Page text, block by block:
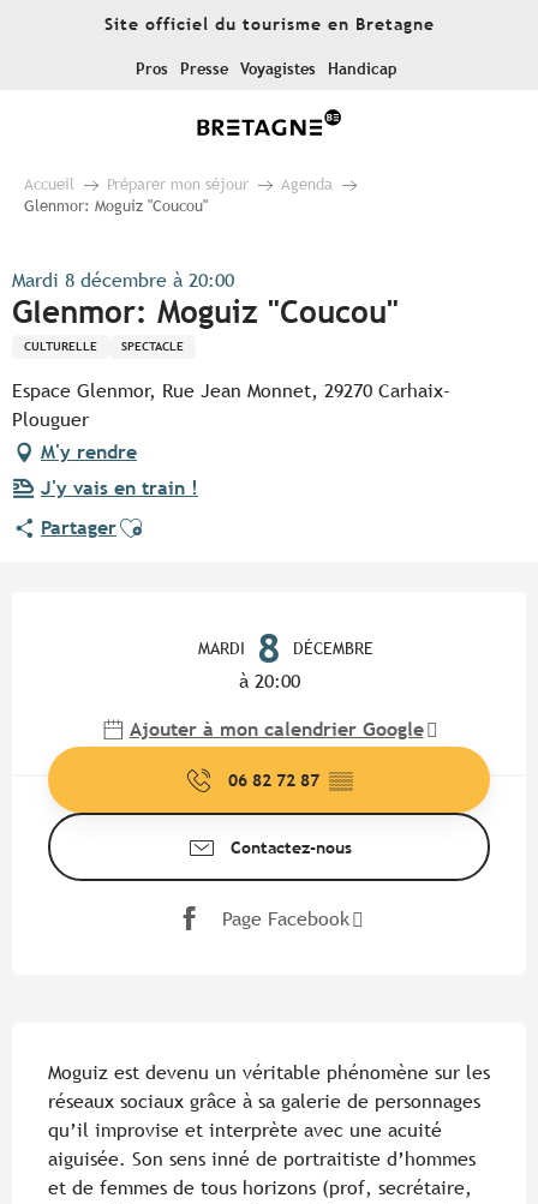
Site officiel du tourisme en Bretagne
Pros Presse Voyagistes Handicap
Accueil Préparer mon séjour
Agenda
Glenmor: Moguiz "Coucou"
Mardi 8 décembre à 20:00
Glenmor: Moguiz "Coucou"
CULTURELLE SPECTACLE
Espace Glenmor, Rue Jean Monnet, 29270 Carhaix-
Plouguer
M'y rendre
J'y vais en train !
PartagerAjouter aux favoris
MARDI 8 DÉCEMBRE
à 20:00
Ajouter à mon calendrier Google
06 82 72 87 ▒▒
Contactez-nous
Page Facebook
Moguiz est devenu un véritable phénomène sur les
réseaux sociaux grâce à sa galerie de personnages
qu’il improvise et interprète avec une acuité
aiguisée. Son sens inné de portraitiste d’hommes
et de femmes de tous horizons (prof, secrétaire,